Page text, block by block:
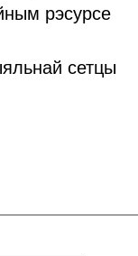
рэсурсе
сетцы